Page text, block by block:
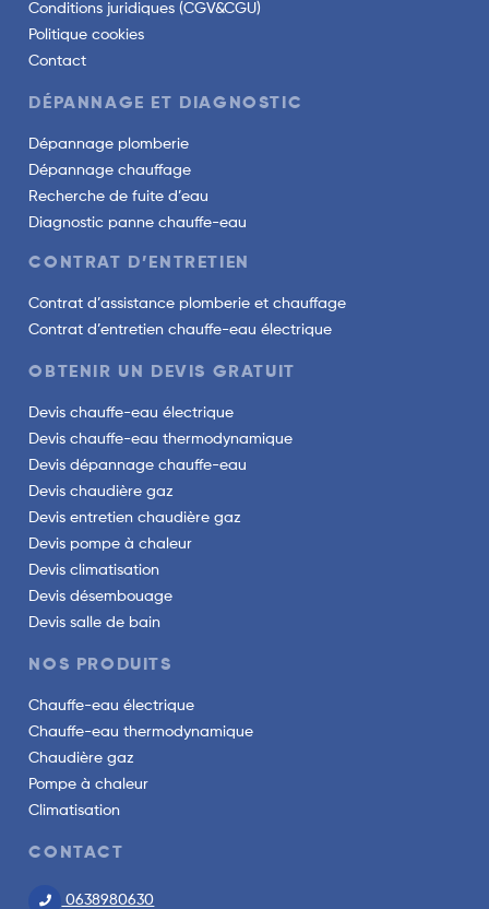
Conditions juridiques (CGV&CGU)
Politique cookies
Contact
DÉPANNAGE ET DIAGNOSTIC
Dépannage plomberie
Dépannage chauffage
Recherche de fuite d’eau
Diagnostic panne chauffe-eau
CONTRAT D’ENTRETIEN
Contrat d’assistance plomberie et chauffage
Contrat d’entretien chauffe-eau électrique
OBTENIR UN DEVIS GRATUIT
Devis chauffe-eau électrique
Devis chauffe-eau thermodynamique
Devis dépannage chauffe-eau
Devis chaudière gaz
Devis entretien chaudière gaz
Devis pompe à chaleur
Devis climatisation
Devis désembouage
Devis salle de bain
NOS PRODUITS
Chauffe-eau électrique
Chauffe-eau thermodynamique
Chaudière gaz
Pompe à chaleur
Climatisation
CONTACT
0638980630